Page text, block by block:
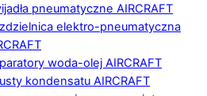
pneumatyczne AIRCRAFT
elektro-pneumatyczna
woda-olej AIRCRAFT
kondensatu AIRCRAFT